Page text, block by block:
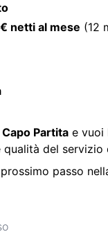
netti al mese (12
Partita e vuoi
del servizio
passo